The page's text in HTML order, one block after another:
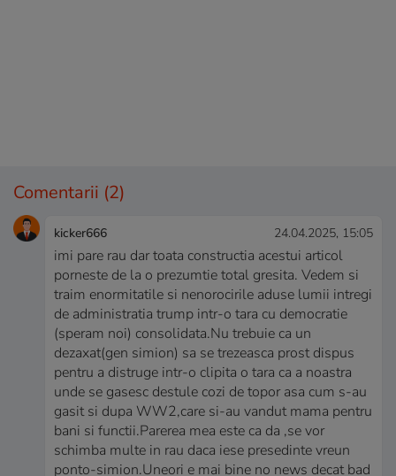
Comentarii (2)
kicker666 24.04.2025, 15:05
imi pare rau dar toata constructia acestui articol
porneste de la o prezumtie total gresita. Vedem si
traim enormitatile si nenorocirile aduse lumii intregi
de administratia trump intr-o tara cu democratie
(speram noi) consolidata.Nu trebuie ca un
dezaxat(gen simion) sa se trezeasca prost dispus
pentru a distruge intr-o clipita o tara ca a noastra
unde se gasesc destule cozi de topor asa cum s-au
gasit si dupa WW2,care si-au vandut mama pentru
bani si functii.Parerea mea este ca da ,se vor
schimba multe in rau daca iese presedinte vreun
ponto-simion.Uneori e mai bine no news decat bad